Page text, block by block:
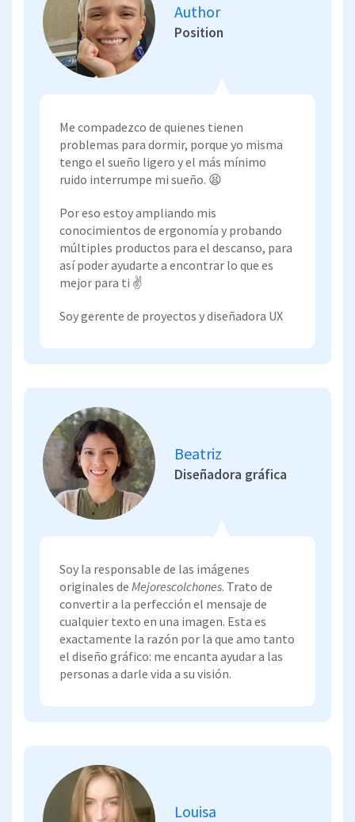
Me compadezco de quienes tienen
problemas para dormir, porque yo misma
tengo el sueño ligero y el más mínimo
ruido interrumpe mi sueño. 😫
Por eso estoy ampliando mis
conocimientos de ergonomía y probando
múltiples productos para el descanso, para
así poder ayudarte a encontrar lo que es
mejor para ti ✌️
Soy gerente de proyectos y diseñadora UX
Author
Position
Soy la responsable de las imágenes
originales de Mejorescolchones. Trato de
convertir a la perfección el mensaje de
cualquier texto en una imagen. Esta es
exactamente la razón por la que amo tanto
el diseño gráfico: me encanta ayudar a las
personas a darle vida a su visión.
Beatriz
Diseñadora gráfica
Louisa